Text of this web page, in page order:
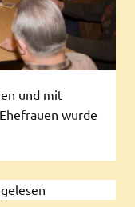
und mit
wurde